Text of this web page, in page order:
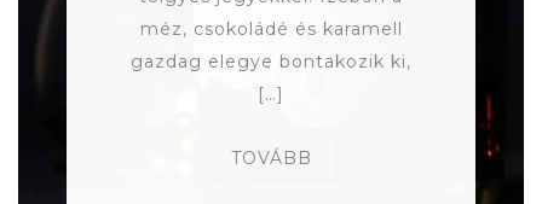
méz, csokoládé és karamell
gazdag elegye bontakozik ki,
[…]
TOVÁBB